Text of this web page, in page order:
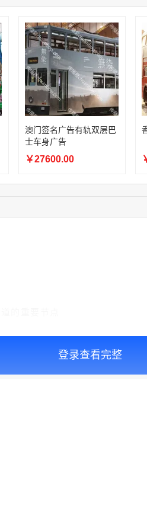
15:42:33 158****0746 联系了该媒体所在商
13:59:39 189****2617 联系了该媒体所在商
12:40:20 177****7961
联系了该媒体所在商
16:12:36 181****8167 联系了该媒体所在商
16:16:44 181****0078 联系了该媒体所在商
澳门签名广告有轨双层巴
士车身广告
￥27600.00
登录查看完整